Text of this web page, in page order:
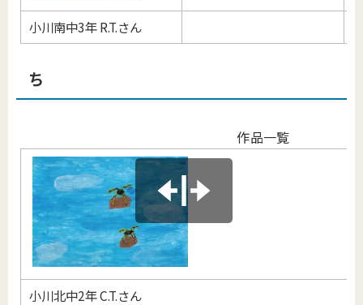
小川南中3年 R.T.さん
ち
作品一覧
小川北中2年 C.T.さん